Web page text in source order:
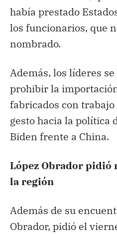
había prestado
los funcionarios, que
nombrado.
Además, los líderes
prohibir la
fabricados con
gesto hacia la política
Biden frente a China.
López Obrador pidió
la región
Además de su
Obrador, pidió el